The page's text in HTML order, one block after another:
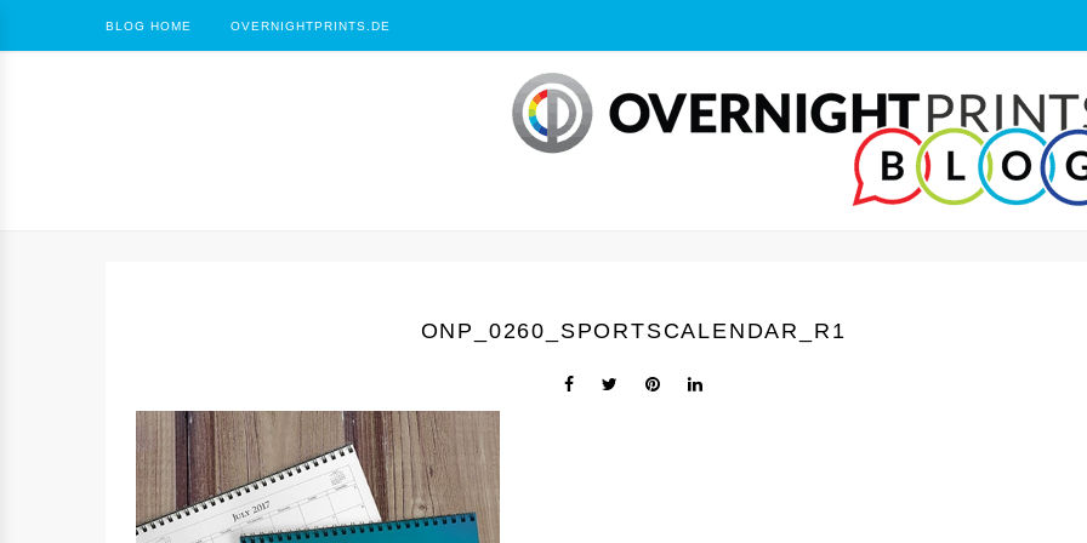
BLOG HOME OVERNIGHTPRINTS.DE
ONP_0260_SPORTSCALENDAR_R1